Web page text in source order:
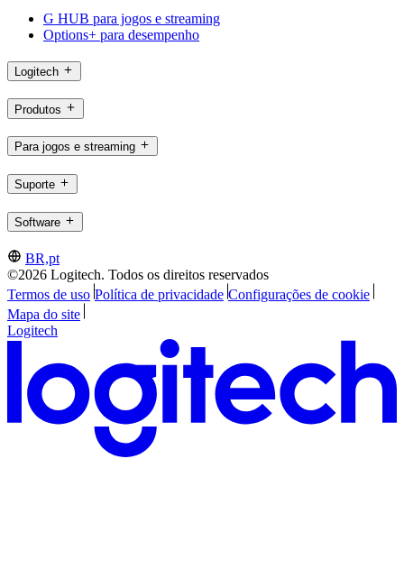
G HUB para jogos e streaming
Options+ para desempenho
Logitech
Produtos
Para jogos e streaming
Suporte
Software
BR,pt
©2026 Logitech. Todos os direitos reservados
Termos de uso Política de privacidade Configurações de cookie
Mapa do site
Logitech